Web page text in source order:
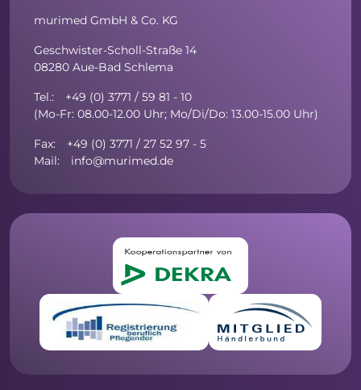
murimed GmbH & Co. KG
Geschwister-Scholl-Straße 14
08280 Aue-Bad Schlema
Tel.: +49 (0) 3771 / 59 81 - 10
(Mo-Fr: 08.00-12.00 Uhr; Mo/Di/Do: 13.00-15.00 Uhr)
Fax: +49 (0) 3771 / 27 52 97 - 5
Mail: info@murimed.de